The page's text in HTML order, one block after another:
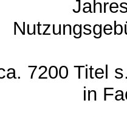
7200 Titel
in